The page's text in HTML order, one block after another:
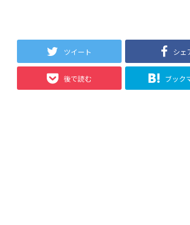
ツイート シェ
後で読む ブック